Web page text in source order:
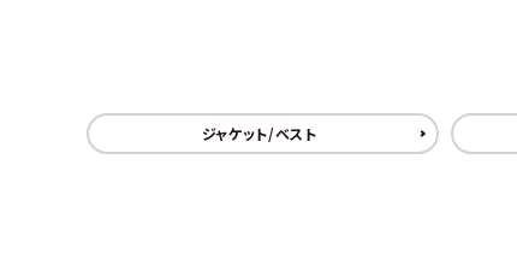
search
ジャケット/ベスト